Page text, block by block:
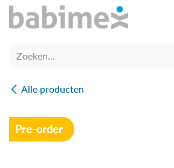
Overslaan naar inhoud
Alle producten
Pre-order